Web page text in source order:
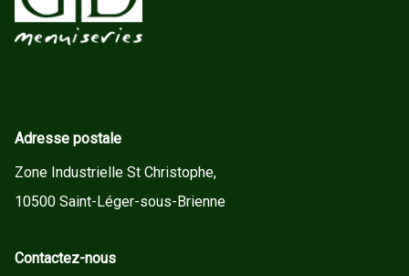
Adresse postale
Zone Industrielle St Christophe,
10500 Saint-Léger-sous-Brienne
Contactez-nous